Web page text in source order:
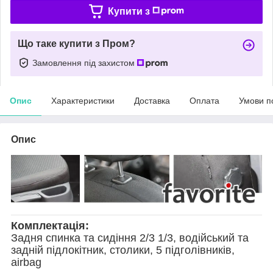
Купити з
Що таке купити з Пром?
Замовлення під захистом
Опис Характеристики Доставка Оплата Умови
Опис
Комплектація:
Задня спинка та сидіння 2/3 1/3, водійський та
задній підлокітник, столики, 5 підголівників,
airbag